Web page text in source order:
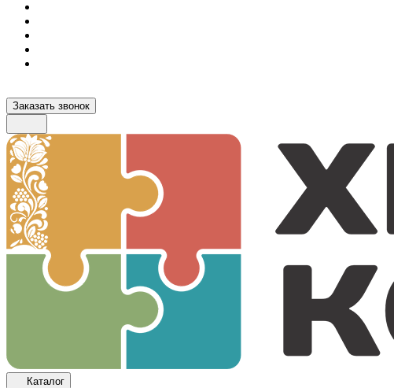
Заказать звонок
Каталог